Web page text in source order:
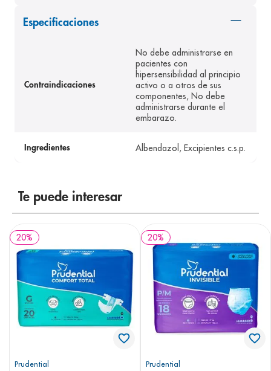
Especificaciones
Contraindicaciones
No debe administrarse en
pacientes con
hipersensibilidad al principio
activo o a otros de sus
componentes, No debe
administrarse durante el
embarazo.
Ingredientes Albendazol, Excipientes c.s.p.
Te puede interesar
20%
Prudential
20%
Prudential
.